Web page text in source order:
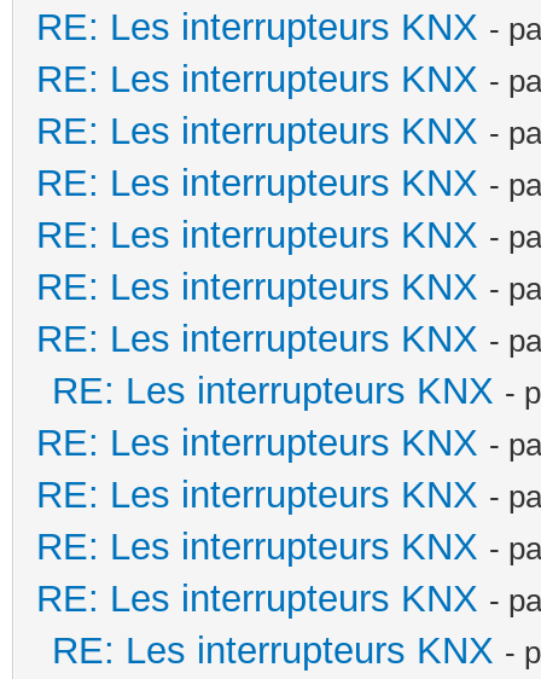
RE: Les interrupteurs KNX -
RE: Les interrupteurs KNX -
RE: Les interrupteurs KNX -
RE: Les interrupteurs KNX -
RE: Les interrupteurs KNX -
RE: Les interrupteurs KNX -
RE: Les interrupteurs KNX -
RE: Les interrupteurs KNX -
RE: Les interrupteurs KNX -
RE: Les interrupteurs KNX -
RE: Les interrupteurs KNX -
RE: Les interrupteurs KNX -
RE: Les interrupteurs KNX -